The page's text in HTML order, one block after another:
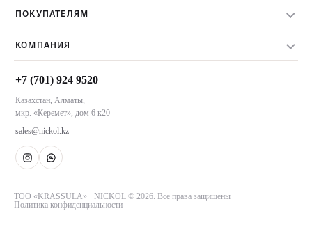
Уход за волосами
Техника и инструменты
Акции
ПОКУПАТЕЛЯМ
КОМПАНИЯ
Контакты
Магазины NICKOL
Тараз
+7 (701) 924 9520
Казахстан, Алматы,
мкр. «Керемет», дом 6 к20
sales@nickol.kz
ТОО «KRASSULA» · NICKOL © 2026. Все права защищены
Политика конфиденциальности